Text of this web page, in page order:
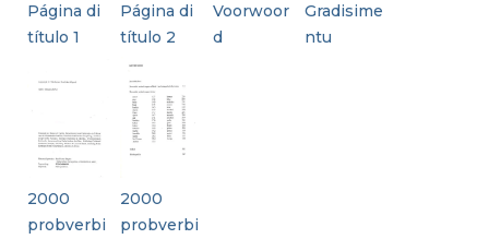
Página di
título 1
Página di
título 2
Voorwoor
d
Gradisime
ntu
2000
probverbi
2000
probverbi